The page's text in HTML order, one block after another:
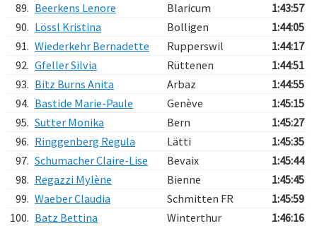
89. Beerkens Lenore Blaricum
1:43:57
90. Lössl Kristina Bolligen
1:44:05
91. Wiederkehr Bernadette Rupperswil
1:44:17
92. Gfeller Silvia Rüttenen
1:44:51
93. Bitz Burns Anita Arbaz
1:44:55
94. Bastide Marie-Paule Genève
1:45:15
95. Sutter Monika Bern
1:45:27
96. Ringgenberg Regula Lätti
1:45:35
97. Schumacher Claire-Lise Bevaix
1:45:44
98. Regazzi Mylène Bienne
1:45:45
99. Waeber Claudia Schmitten FR
1:45:59
100. Batz Bettina Winterthur 1:46:16